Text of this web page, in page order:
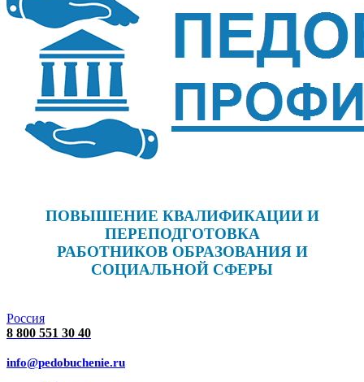
ПОВЫШЕНИЕ КВАЛИФИКАЦИИ И
ПЕРЕПОДГОТОВКА
РАБОТНИКОВ ОБРАЗОВАНИЯ И
СОЦИАЛЬНОЙ СФЕРЫ
Россия
8 800 551 30 40
info@pedobuchenie.ru